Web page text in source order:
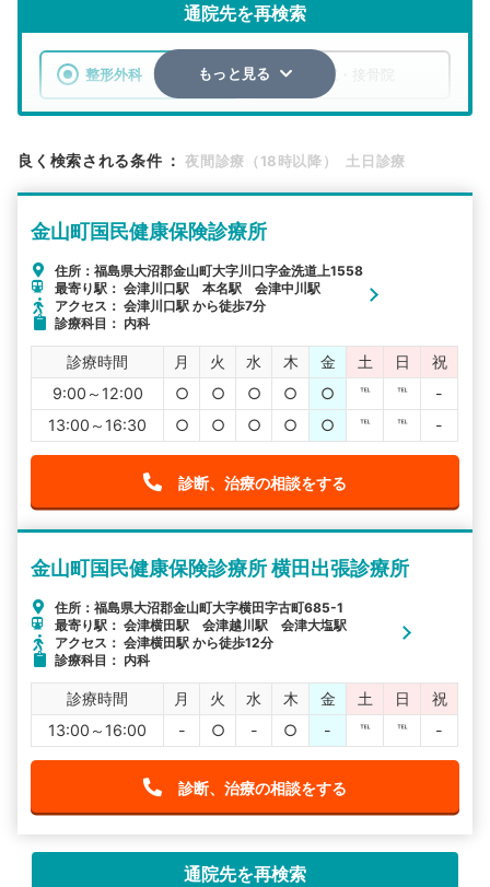
通院先を再検索
整形外科 整骨院・接骨院
検索する
詳細条件で絞り込む
その他の検索方法
駅から探す
もっと見る
良く検索される条件 ： 夜間診療（18時以降） 土日診療
金山町国民健康保険診療所
住所：福島県大沼郡金山町大字川口字金洗道上1558
最寄り駅： 会津川口駅 本名駅 会津中川駅
アクセス： 会津川口駅 から徒歩7分
診療科目： 内科
診療時間 月 火 水 木 金 土 日
祝
9:00～12:00
○ ○ ○ ○ ○ ℡ ℡
-
13:00～16:30
○ ○ ○ ○ ○ ℡ ℡ -
診断、治療の相談をする
金山町国民健康保険診療所 横田出張診療所
住所：福島県大沼郡金山町大字横田字古町685-1
最寄り駅： 会津横田駅 会津越川駅 会津大塩駅
アクセス： 会津横田駅 から徒歩12分
診療科目： 内科
診療時間 月 火 水 木 金 土 日
祝
13:00～16:00
- ○ - ○ - ℡ ℡ -
診断、治療の相談をする
通院先を再検索